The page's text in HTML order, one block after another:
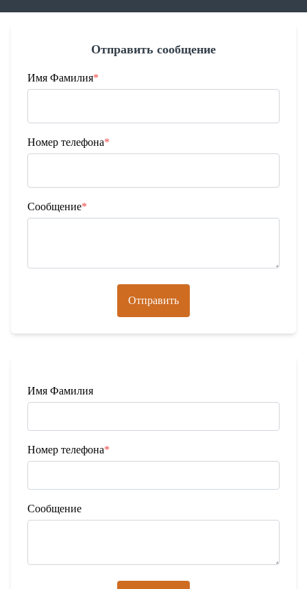
Отправить сообщение
Имя Фамилия*
Номер телефона*
Сообщение*
Отправить
Имя Фамилия
Номер телефона*
Сообщение